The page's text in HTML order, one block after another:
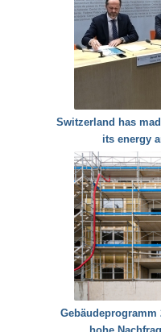
Switzerland has
its energy
Gebäudeprogramm